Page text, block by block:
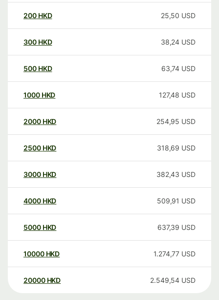
200 HKD 25,50 USD
300 HKD 38,24 USD
500 HKD 63,74 USD
1000 HKD 127,48 USD
2000 HKD 254,95 USD
2500 HKD 318,69 USD
3000 HKD 382,43 USD
4000 HKD 509,91 USD
5000 HKD 637,39 USD
10000 HKD 1.274,77 USD
20000 HKD 2.549,54 USD